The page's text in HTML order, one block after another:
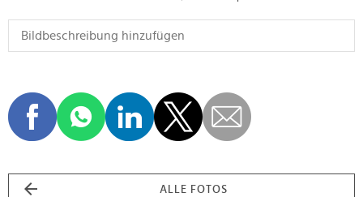
ALLE FOTOS